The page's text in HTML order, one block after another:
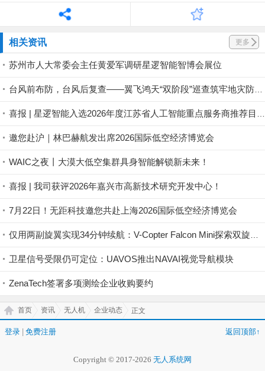
相关资讯 更多
苏州市人大常委会主任黄爱军调研星逻智能智博会展位
台风前布防，台风后复查——翼飞鸿天“双阶段”巡查筑牢地灾防线
喜报 | 星逻智能入选2026年度江苏省人工智能重点服务商推荐目录名单
邀您赴沪｜林巴赫航发出席2026国际低空经济博览会
WAIC之夜丨大漠大低空集群具身智能解锁新未来！
喜报 | 我司获评2026年嘉兴市高新技术研究开发中心！
7月22日！无距科技邀您共赴上海2026国际低空经济博览会
仅用两副旋翼实现34分钟续航：V-Copter Falcon Mini探索双旋翼无人机路线
卫星信号受限仍可定位：UAVOS推出NAVAI视觉导航模块
ZenaTech签署多项测绘企业收购要约
首页 资讯 无人机 企业动态 正文
登录 免费注册 返回顶部↑
Copyright © 2017-2026 无人系统网